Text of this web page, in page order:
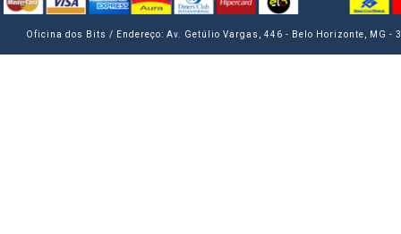
Oficina dos Bits / Endereço: Av. Getúlio Vargas, 446 - Belo Horizonte, MG